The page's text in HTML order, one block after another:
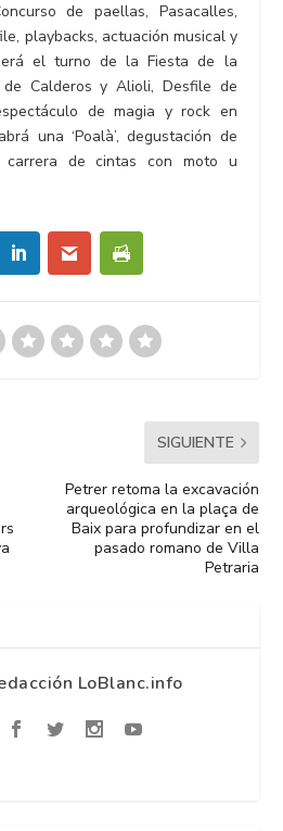
de paellas, Pasacalles,
playbacks, actuación musical y
el turno de la Fiesta de la
de Calderos y Alioli, Desfile de
de magia y rock en
una ‘Poalà’, degustación de
carrera de cintas con moto u
SIGUIENTE
Petrer retoma la excavación
arqueológica en la plaça de
Baix para profundizar en el
pasado romano de Villa
Petraria
LoBlanc.info